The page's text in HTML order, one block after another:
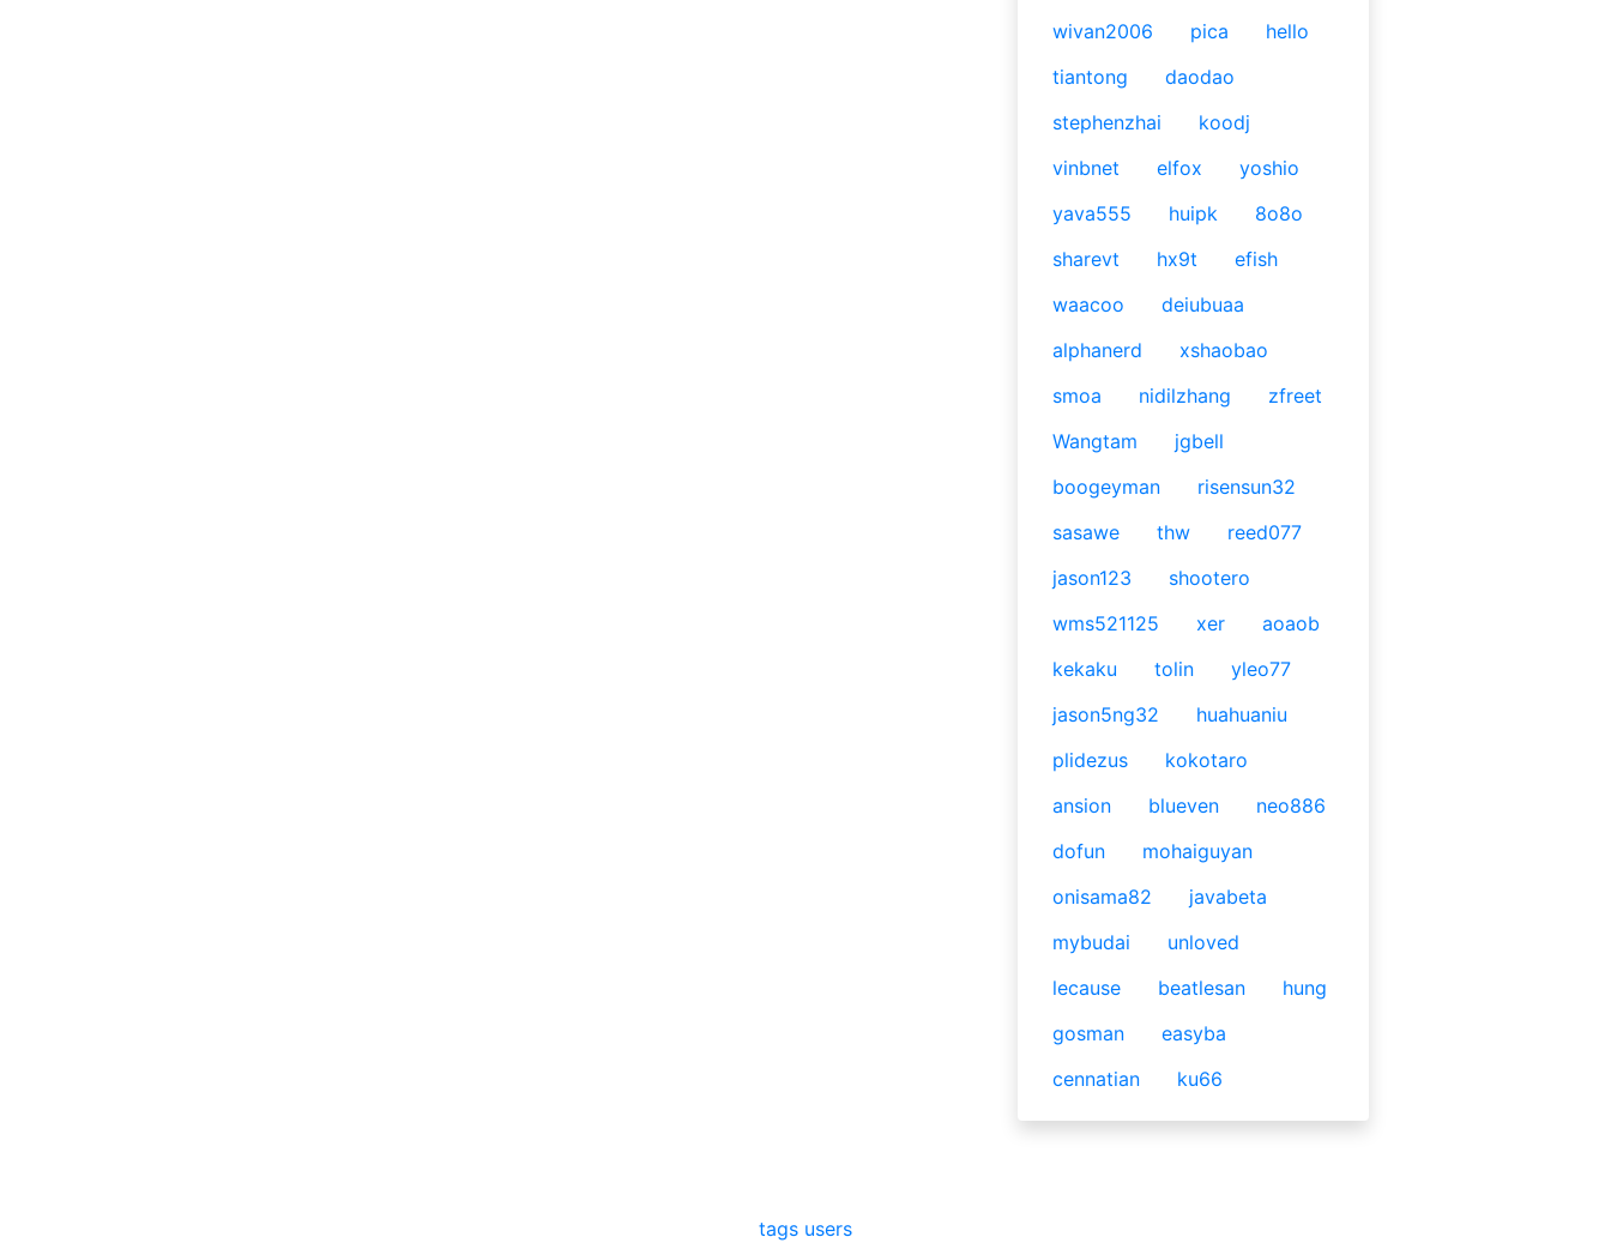
wivan2006
pica
hello
tiantong
daodao
stephenzhai
koodj
vinbnet
elfox
yoshio
yava555
huipk
8o8o
sharevt
hx9t
efish
waacoo
deiubuaa
alphanerd
xshaobao
smoa
nidilzhang
zfreet
Wangtam
jgbell
boogeyman
risensun32
sasawe
thw
reed077
jason123
shootero
wms521125
xer
aoaob
kekaku
tolin
yleo77
jason5ng32
huahuaniu
plidezus
kokotaro
ansion
blueven
neo886
dofun
mohaiguyan
onisama82
javabeta
mybudai
unloved
lecause
beatlesan
hung
gosman
easyba
cennatian
ku66
tags users